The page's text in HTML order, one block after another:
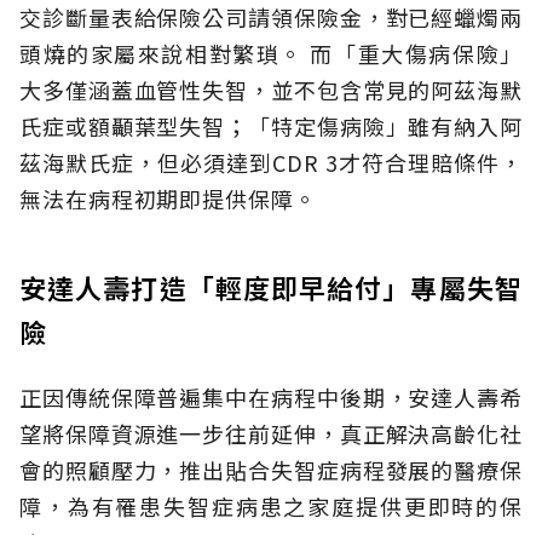
交診斷量表給保險公司請領保險金，對已經蠟燭兩
頭燒的家屬來說相對繁瑣。 而「重大傷病保險」
大多僅涵蓋血管性失智，並不包含常見的阿茲海默
氏症或額顳葉型失智；「特定傷病險」雖有納入阿
茲海默氏症，但必須達到CDR 3才符合理賠條件，
無法在病程初期即提供保障。
安達人壽打造「輕度即早給付」專屬失智
險
正因傳統保障普遍集中在病程中後期，安達人壽希
望將保障資源進一步往前延伸，真正解決高齡化社
會的照顧壓力，推出貼合失智症病程發展的醫療保
障，為有罹患失智症病患之家庭提供更即時的保